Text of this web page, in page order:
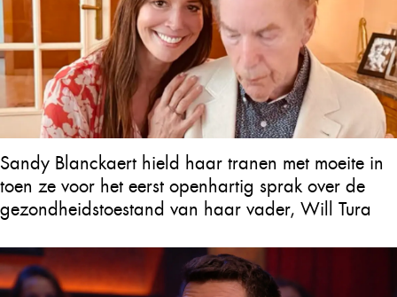
Sandy Blanckaert hield haar tranen met moeite in
toen ze voor het eerst openhartig sprak over de
gezondheidstoestand van haar vader, Will Tura